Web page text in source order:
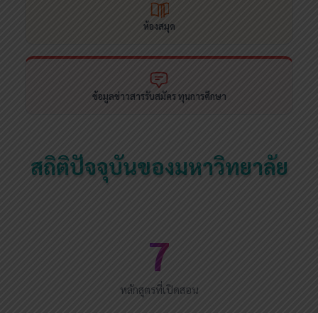
ห้องสมุด
ข้อมูลข่าวสารรับสมัคร ทุนการศึกษา
สถิติปัจจุบันของมหาวิทยาลัย
7
หลักสูตรที่เปิดสอน